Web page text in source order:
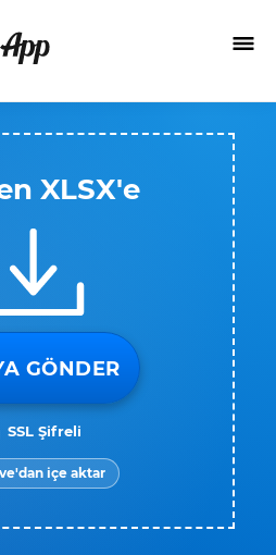
XLSX'e
GÖNDER
SSL Şifreli
içe aktar